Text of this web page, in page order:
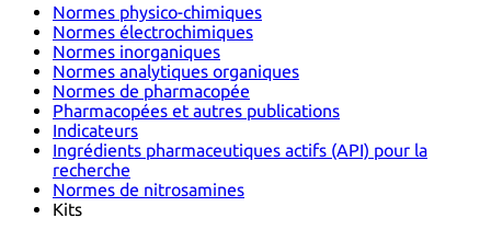
Normes physico-chimiques
Normes électrochimiques
Normes inorganiques
Normes analytiques organiques
Normes de pharmacopée
Pharmacopées et autres publications
Indicateurs
Ingrédients pharmaceutiques actifs (API) pour la
recherche
Normes de nitrosamines
Kits